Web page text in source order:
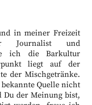
in meiner Freizeit
Journalist und
ich die Barkultur
liegt auf der
der Mischgetränke.
Quelle nicht
Du der Meinung bist,